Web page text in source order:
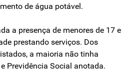
de água potável.
a presença de menores de 17 e
prestando serviços. Dos
a maioria não tinha
Previdência Social anotada.